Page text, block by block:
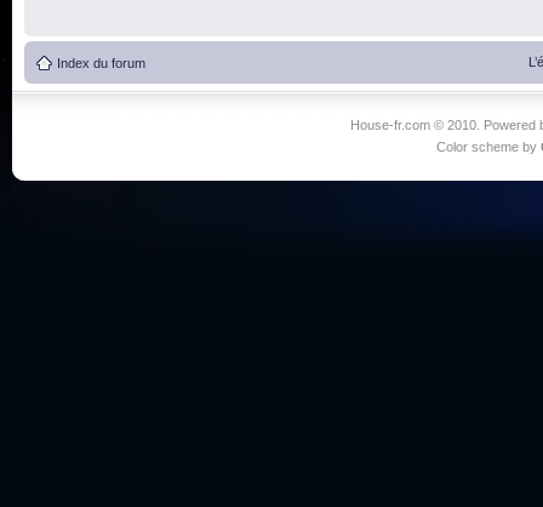
Index du forum
House-fr.com © 2010. Powered
Color scheme by